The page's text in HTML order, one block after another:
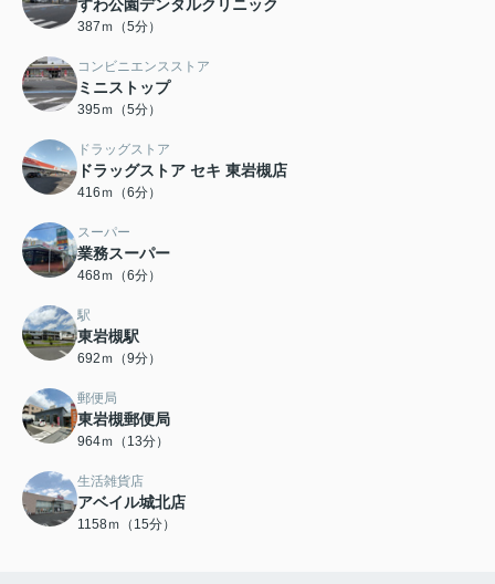
すわ公園デンタルクリニック
387ｍ（5分）
コンビニエンスストア
ミニストップ
395ｍ（5分）
ドラッグストア
ドラッグストア セキ 東岩槻店
416ｍ（6分）
スーパー
業務スーパー
468ｍ（6分）
駅
東岩槻駅
692ｍ（9分）
郵便局
東岩槻郵便局
964ｍ（13分）
生活雑貨店
アベイル城北店
1158ｍ（15分）